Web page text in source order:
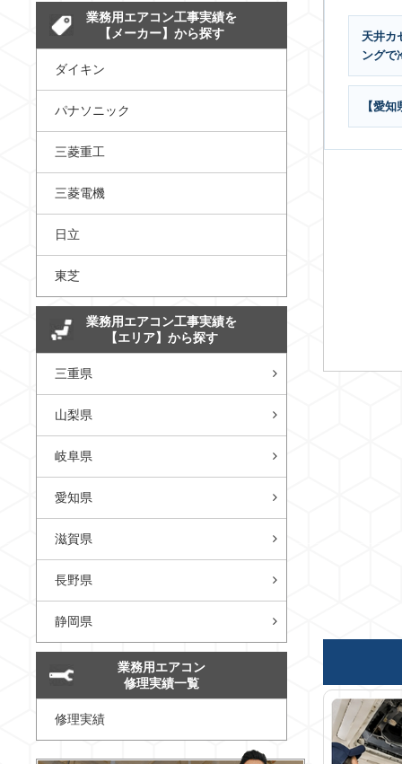
天井カ
ングで
【愛
業務用エアコン工事実績を
【メーカー】から探す
ダイキン
パナソニック
三菱重工
三菱電機
日立
東芝
業務用エアコン工事実績を
【エリア】から探す
三重県
山梨県
岐阜県
愛知県
滋賀県
長野県
静岡県
業務用エアコン
修理実績一覧
修理実績